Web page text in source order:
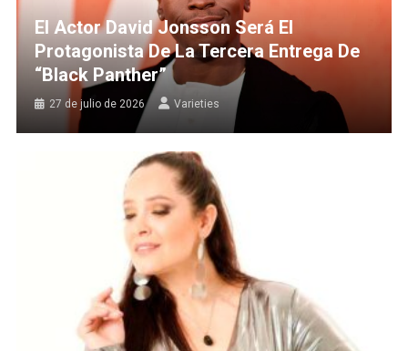
El Actor David Jonsson Será El
Protagonista De La Tercera Entrega De
“Black Panther”
27 de julio de 2026 Varieties